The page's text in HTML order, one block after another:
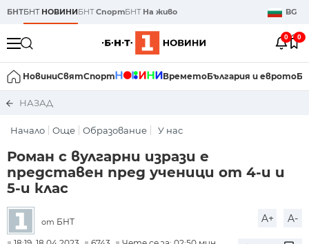
БНТБНТ НОВИНИБНТСпортБНТ На живо BG
0 0
НовиниСвятСпорт ВреметоБългария и еврото
НАЗАД
Начало Още Образование У нас
Роман с вулгарни изрази е
представен пред ученици от 4-и и
5-и клас
от БНТ A+ A-